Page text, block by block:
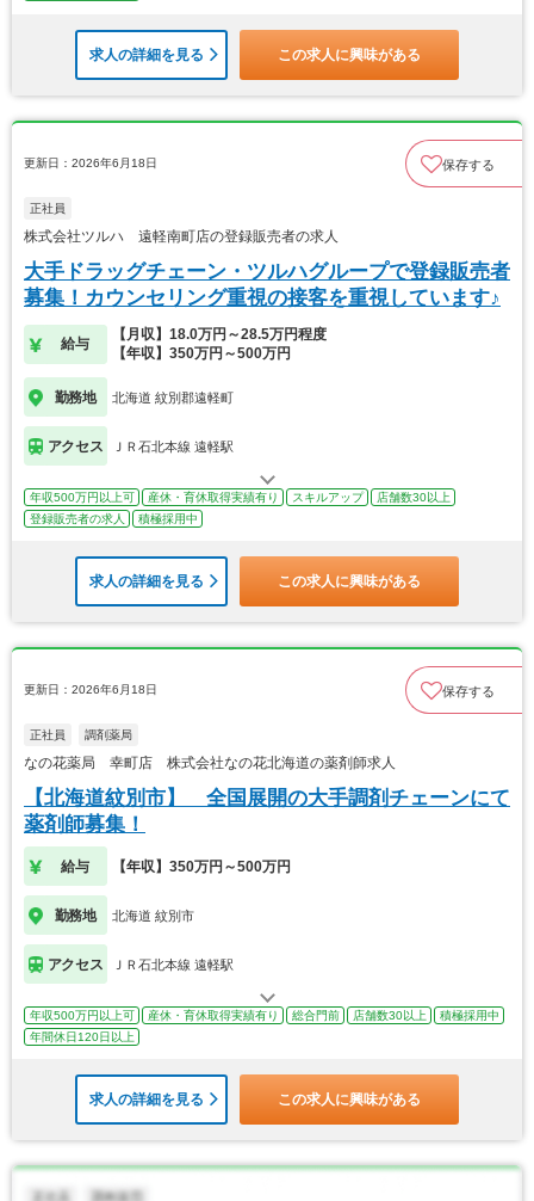
求人の詳細を見る この求人に興味がある
更新日：2026年6月18日 保存する
正社員
株式会社ツルハ 遠軽南町店の登録販売者の求人
大手ドラッグチェーン・ツルハグループで登録販売者
募集！カウンセリング重視の接客を重視しています♪
給与
【月収】18.0万円～28.5万円程度
【年収】350万円～500万円
勤務地 北海道 紋別郡遠軽町
アクセス ＪＲ石北本線 遠軽駅
年収500万円以上可 産休・育休取得実績有り スキルアップ
店舗数30以上
登録販売者の求人
積極採用中
求人の詳細を見る この求人に興味がある
更新日：2026年6月18日 保存する
正社員 調剤薬局
なの花薬局 幸町店 株式会社なの花北海道の薬剤師求人
【北海道紋別市】 全国展開の大手調剤チェーンにて
薬剤師募集！
給与 【年収】350万円～500万円
勤務地 北海道 紋別市
アクセス ＪＲ石北本線 遠軽駅
年収500万円以上可 産休・育休取得実績有り 総合門前 店舗数30以上
積極採用中
年間休日120日以上
求人の詳細を見る この求人に興味がある